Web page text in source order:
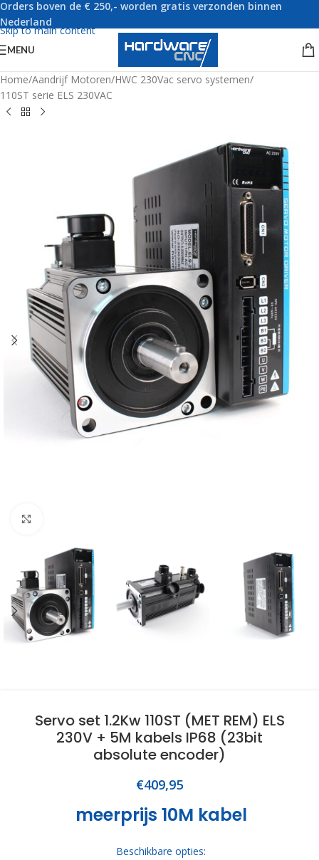
Skip to navigation
Skip to main content
Orders boven de € 250,- worden gratis verzonden binnen
Nederland
MENU
Home/Aandrijf Motoren/HWC 230Vac servo systemen/
110ST serie ELS 230VAC
Servo set 1.2Kw 110ST (MET REM) ELS
230V + 5M kabels IP68 (23bit
absolute encoder)
€409,95
meerprijs 10M kabel
Beschikbare opties: